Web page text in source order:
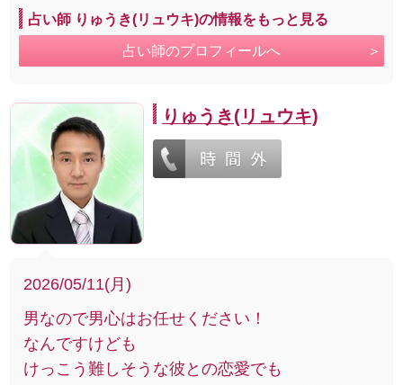
占い師 りゅうき(リュウキ)の情報をもっと見る
占い師のプロフィールへ
りゅうき(リュウキ)
2026/05/11(月)
男なので男心はお任せください！
なんですけども
けっこう難しそうな彼との恋愛でも